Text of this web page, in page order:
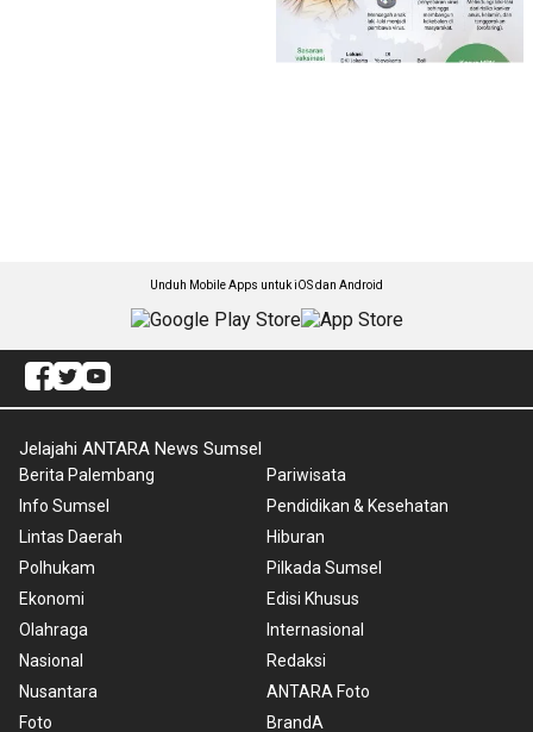
Unduh Mobile Apps untuk iOS dan Android
Jelajahi ANTARA News Sumsel
Berita Palembang
Info Sumsel
Lintas Daerah
Polhukam
Ekonomi
Olahraga
Nasional
Nusantara
Foto
Pariwisata
Pendidikan & Kesehatan
Hiburan
Pilkada Sumsel
Edisi Khusus
Internasional
Redaksi
ANTARA Foto
BrandA